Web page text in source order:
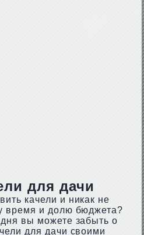
для дачи
качели и никак не
время и долю бюджета?
вы можете забыть о
для дачи своими